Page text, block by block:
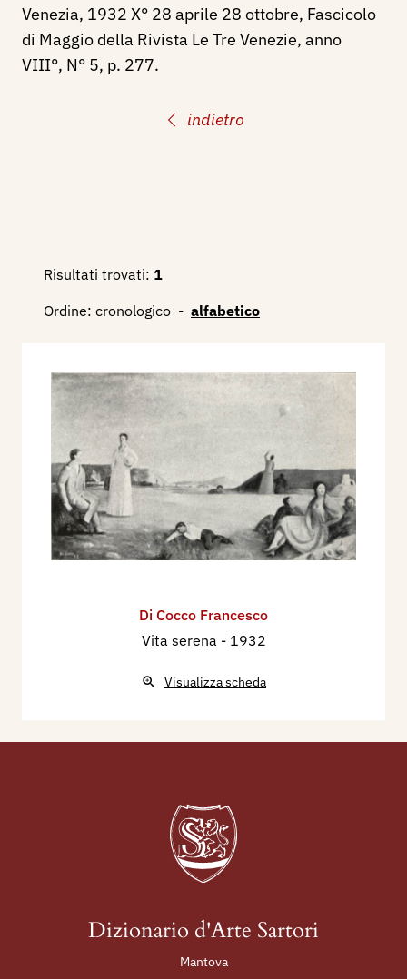
indietro
Venezia, 1932 X° 28 aprile 28 ottobre, Fascicolo
di Maggio della Rivista Le Tre Venezie, anno
VIII°, N° 5, p. 277.
Risultati trovati: 1
Ordine: cronologico - alfabetico
Di Cocco Francesco
Vita serena - 1932
Visualizza scheda
Dizionario d'Arte Sartori
Mantova